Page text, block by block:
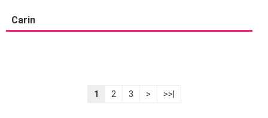
Carin
1 2 3 > >>|